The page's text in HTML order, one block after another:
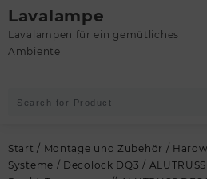
Skip
to
content
Lavalampe
Lavalampen für ein gemütliches
Ambiente
Start / Montage und Zubehör /
Systeme / Decolock DQ3 /